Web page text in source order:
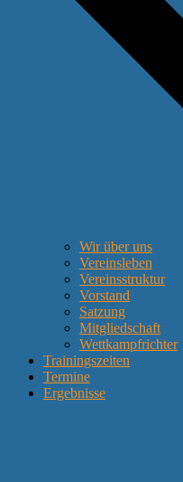
Wir über uns
Vereinsleben
Vereinsstruktur
Vorstand
Satzung
Mitgliedschaft
Wettkampfrichter
Trainingszeiten
Termine
Ergebnisse